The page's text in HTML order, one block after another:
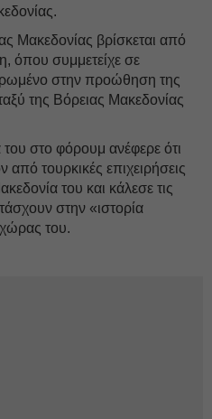
Μακεδονίας βρίσκεται από
όπου συμμετείχε σε
στην προώθηση της
της Βόρειας Μακεδονίας
στο φόρουμ ανέφερε ότι
από τουρκικές επιχειρήσεις
του και κάλεσε τις
στην «ιστορία
του.